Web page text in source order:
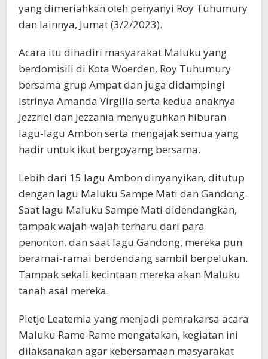
yang dimeriahkan oleh penyanyi Roy Tuhumury
dan lainnya, Jumat (3/2/2023).
Acara itu dihadiri masyarakat Maluku yang
berdomisili di Kota Woerden, Roy Tuhumury
bersama grup Ampat dan juga didampingi
istrinya Amanda Virgilia serta kedua anaknya
Jezzriel dan Jezzania menyuguhkan hiburan
lagu-lagu Ambon serta mengajak semua yang
hadir untuk ikut bergoyamg bersama.
Lebih dari 15 lagu Ambon dinyanyikan, ditutup
dengan lagu Maluku Sampe Mati dan Gandong.
Saat lagu Maluku Sampe Mati didendangkan,
tampak wajah-wajah terharu dari para
penonton, dan saat lagu Gandong, mereka pun
beramai-ramai berdendang sambil berpelukan.
Tampak sekali kecintaan mereka akan Maluku
tanah asal mereka.
Pietje Leatemia yang menjadi pemrakarsa acara
Maluku Rame-Rame mengatakan, kegiatan ini
dilaksanakan agar kebersamaan masyarakat